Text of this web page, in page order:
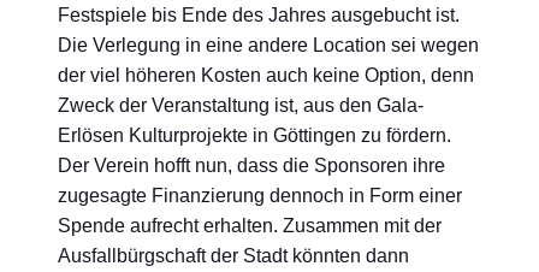
Festspiele bis Ende des Jahres ausgebucht ist.
Die Verlegung in eine andere Location sei wegen
der viel höheren Kosten auch keine Option, denn
Zweck der Veranstaltung ist, aus den Gala-
Erlösen Kulturprojekte in Göttingen zu fördern.
Der Verein hofft nun, dass die Sponsoren ihre
zugesagte Finanzierung dennoch in Form einer
Spende aufrecht erhalten. Zusammen mit der
Ausfallbürgschaft der Stadt könnten dann